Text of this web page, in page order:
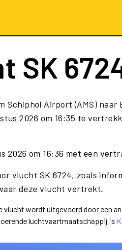
SK
Schiphol Airport (AMS) naar
2026 om 16:35 te
om 16:36 met een
vlucht SK 6724, zoals
deze vlucht vertrekt.
vlucht wordt uitgevoerd door een
luchtvaartmaatschappij is